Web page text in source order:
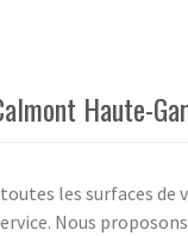
Haute-
les surfaces
Nous